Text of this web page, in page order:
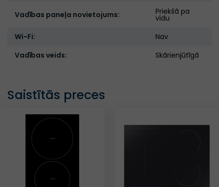
Vadības paneļa novietojums: Priekšā pa
vidu
Wi-Fi:
Nav
Vadības veids:
Skārienjūtīgā
Saistītās preces